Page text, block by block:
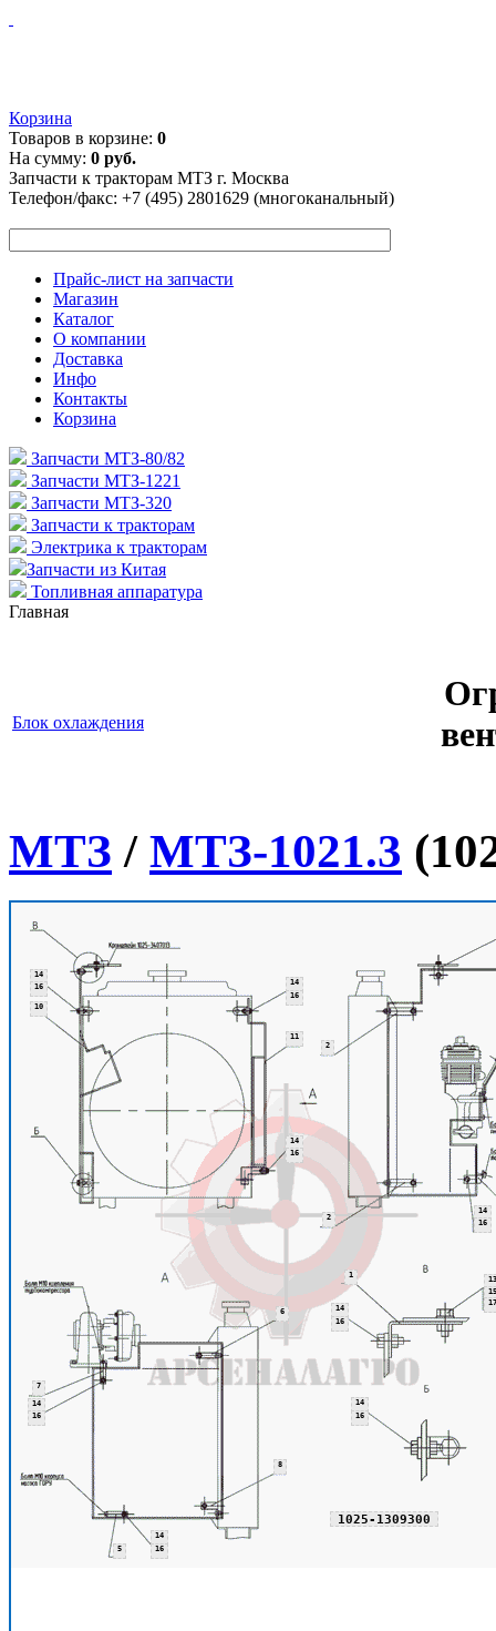
Корзина
Товаров в корзине: 0
На сумму: 0 руб.
Запчасти к тракторам МТЗ г. Москва
Телефон/факс: +7 (495) 2801629 (многоканальный)
Прайс-лист на запчасти
Магазин
Каталог
О компании
Доставка
Инфо
Контакты
Корзина
Запчасти МТЗ-80/82
Запчасти МТЗ-1221
Запчасти МТЗ-320
Запчасти к тракторам
Электрика к тракторам
Запчасти из Китая
Топливная аппаратура
Главная
Блок охлаждения
МТЗ / МТЗ-1021.3
1025-1309300
1
2
2
5
6
7
8
10
11
13
14
14
14
14
14
14
14
14
15
16
16
16
16
16
16
16
16
17